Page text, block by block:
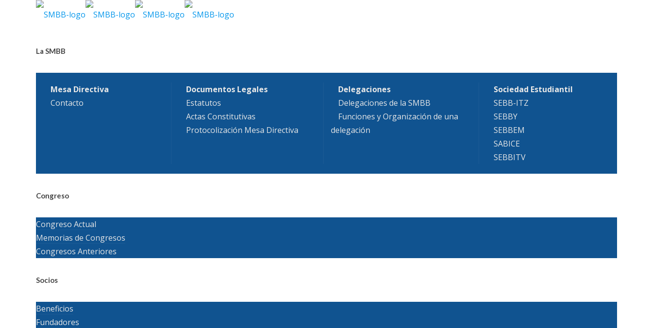
La SMBB
Mesa Directiva
Contacto
Documentos Legales
Estatutos
Actas Constitutivas
Protocolización Mesa Directiva
Delegaciones
Delegaciones de la SMBB
Funciones y Organización de una
delegación
Sociedad Estudiantil
SEBB-ITZ
SEBBY
SEBBEM
SABICE
SEBBITV
Congreso
Congreso Actual
Memorias de Congresos
Congresos Anteriores
Socios
Beneficios
Fundadores